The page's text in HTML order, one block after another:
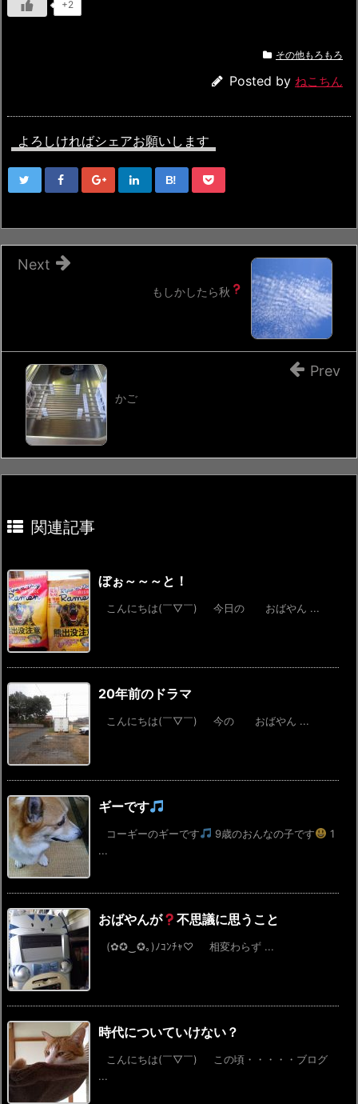
+2
その他もろもろ
Posted by ねこちん
よろしければシェアお願いします
B!
もしかしたら秋
Next
かご
Prev
関連記事
ぼぉ～～～と！
こんにちは(￣▽￣) 今日の おばやん ...
20年前のドラマ
こんにちは(￣▽￣) 今の おばやん ...
ギーです
コーギーのギーです 9歳のおんなの子です
1
...
おばやんが 不思議に思うこと
(✿✪‿✪｡)ﾉｺﾝﾁｬ♡ 相変わらず ...
時代についていけない？
こんにちは(￣▽￣) この頃・・・・・ブログ
...